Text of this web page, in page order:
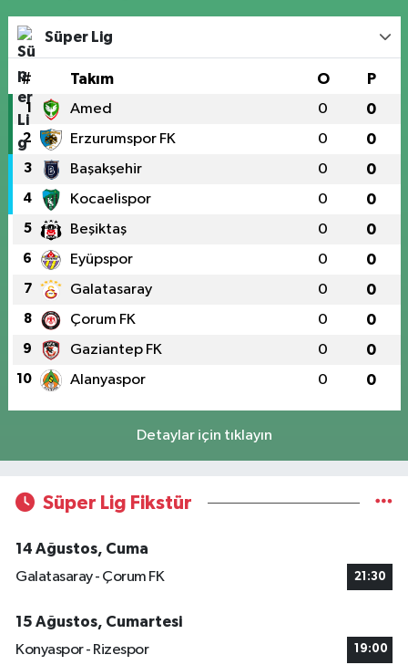
Süper Lig
# Takım O P
1 Amed 0 0
2 Erzurumspor FK 0 0
3 Başakşehir 0 0
4 Kocaelispor 0 0
5 Beşiktaş 0 0
6 Eyüpspor 0 0
7 Galatasaray 0 0
8 Çorum FK 0 0
9 Gaziantep FK 0 0
10 Alanyaspor 0 0
Detaylar için tıklayın
Süper Lig Fikstür
14 Ağustos, Cuma
Galatasaray - Çorum FK
21:30
15 Ağustos, Cumartesi
Konyaspor - Rizespor
19:00